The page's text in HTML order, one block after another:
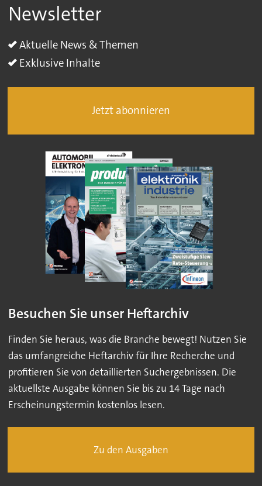
Newsletter
Aktuelle News & Themen
Exklusive Inhalte
Jetzt abonnieren
Besuchen Sie unser Heftarchiv
Finden Sie heraus, was die Branche bewegt! Nutzen Sie
das umfangreiche Heftarchiv für Ihre Recherche und
profitieren Sie von detaillierten Suchergebnissen. Die
aktuellste Ausgabe können Sie bis zu 14 Tage nach
Erscheinungstermin kostenlos lesen.
Zu den Ausgaben